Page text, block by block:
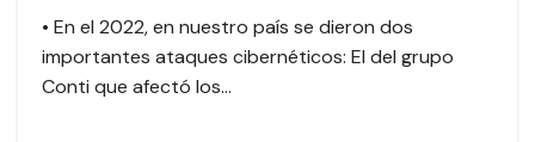
• En el 2022, en nuestro país se dieron dos
importantes ataques cibernéticos: El del grupo
Conti que afectó los…